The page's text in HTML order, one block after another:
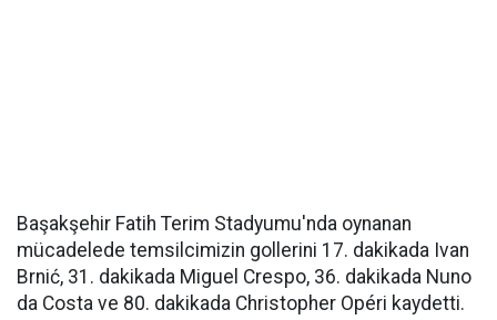
Başakşehir Fatih Terim Stadyumu'nda oynanan
mücadelede temsilcimizin gollerini 17. dakikada Ivan
Brnić, 31. dakikada Miguel Crespo, 36. dakikada Nuno
da Costa ve 80. dakikada Christopher Opéri kaydetti.